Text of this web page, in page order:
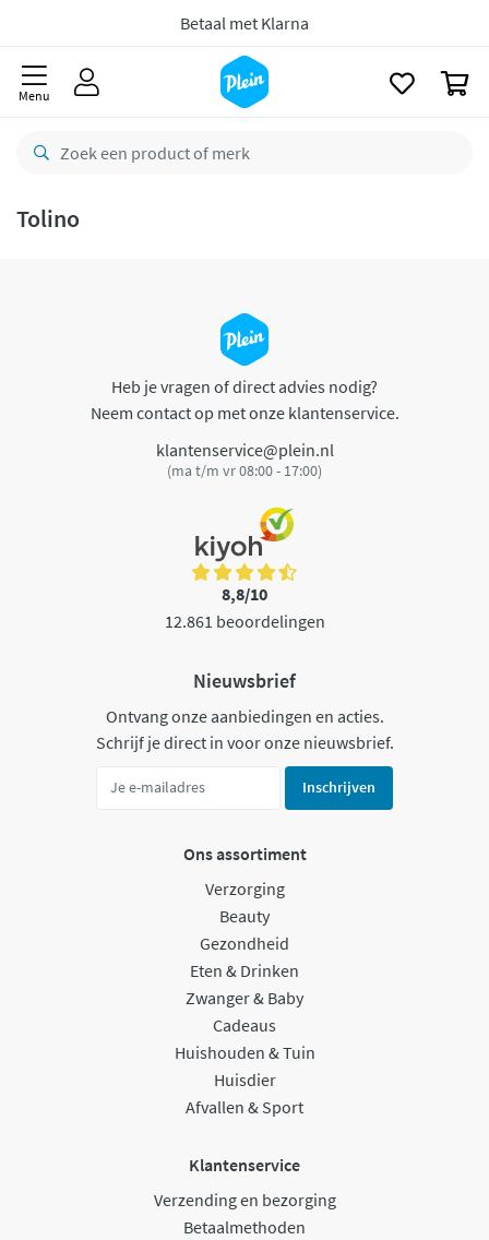
Betaal met Klarna
Menu
Tolino
Heb je vragen of direct advies nodig?
Neem contact op met onze klantenservice.
klantenservice@plein.nl
(ma t/m vr 08:00 - 17:00)
8,8/10
12.861 beoordelingen
Nieuwsbrief
Ontvang onze aanbiedingen en acties.
Schrijf je direct in voor onze nieuwsbrief.
Inschrijven
Ons assortiment
Verzorging
Beauty
Gezondheid
Eten & Drinken
Zwanger & Baby
Cadeaus
Huishouden & Tuin
Huisdier
Afvallen & Sport
Klantenservice
Verzending en bezorging
Betaalmethoden